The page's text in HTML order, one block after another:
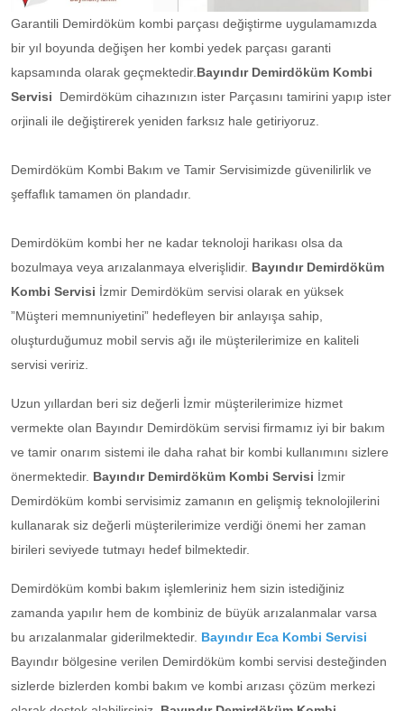
Garantili Demirdöküm kombi parçası değiştirme uygulamamızda
bir yıl boyunda değişen her kombi yedek parçası garanti
kapsamında olarak geçmektedir. Bayındır Demirdöküm Kombi
Servisi
Demirdöküm cihazınızın ister Parçasını tamirini yapıp ister
orjinali ile değiştirerek yeniden farksız hale getiriyoruz.
Demirdöküm Kombi Bakım ve Tamir Servisimizde güvenilirlik ve
şeffaflık tamamen ön plandadır.
Demirdöküm kombi her ne kadar teknoloji harikası olsa da
bozulmaya veya arızalanmaya elverişlidir. Bayındır Demirdöküm
Kombi Servisi İzmir Demirdöküm servisi olarak en yüksek
”Müşteri memnuniyetini” hedefleyen bir anlayışa sahip,
oluşturduğumuz mobil servis ağı ile müşterilerimize en kaliteli
servisi veririz.
Uzun yıllardan beri siz değerli İzmir müşterilerimize hizmet
vermekte olan Bayındır Demirdöküm servisi firmamız iyi bir bakım
ve tamir onarım sistemi ile daha rahat bir kombi kullanımını sizlere
önermektedir. Bayındır Demirdöküm Kombi Servisi İzmir
Demirdöküm kombi servisimiz zamanın en gelişmiş teknolojilerini
kullanarak siz değerli müşterilerimize verdiği önemi her zaman
birileri seviyede tutmayı hedef bilmektedir.
Demirdöküm kombi bakım işlemleriniz hem sizin istediğiniz
zamanda yapılır hem de kombiniz de büyük arızalanmalar varsa
bu arızalanmalar giderilmektedir. Bayındır Eca Kombi Servisi
Bayındır bölgesine verilen Demirdöküm kombi servisi desteğinden
sizlerde bizlerden kombi bakım ve kombi arızası çözüm merkezi